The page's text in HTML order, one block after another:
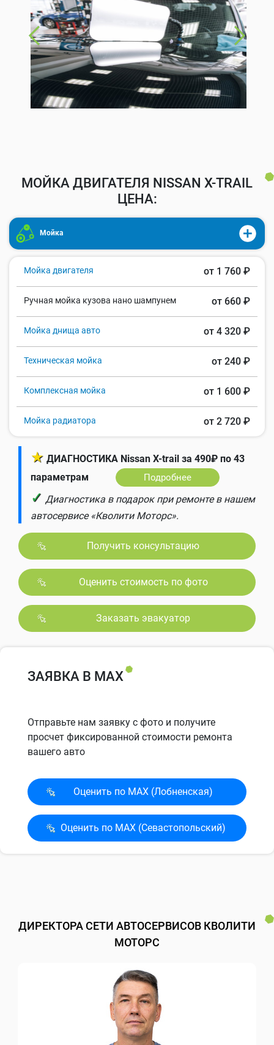
МОЙКА ДВИГАТЕЛЯ NISSAN X-TRAIL
ЦЕНА:
Мойка
Мойка двигателя от 1 760 ₽
Ручная мойка кузова нано шампунем от 660 ₽
Мойка днища авто от 4 320 ₽
Техническая мойка от 240 ₽
Комплексная мойка от 1 600 ₽
Мойка радиатора от 2 720 ₽
★ ДИАГНОСТИКА Nissan X-trail за 490₽ по 43
параметрам
Подробнее
✓ Диагностика в подарок при ремонте в нашем
автосервисе «Кволити Моторс».
Получить консультацию
Оценить стоимость по фото
Заказать эвакуатор
ЗАЯВКА В MAX
Отправьте нам заявку с фото и получите
просчет фиксированной стоимости ремонта
вашего авто
Оценить по MAX (Лобненская)
Оценить по MAX (Севасто­польский)
ДИРЕКТОРА СЕТИ АВТОСЕРВИСОВ КВОЛИТИ
МОТОРС